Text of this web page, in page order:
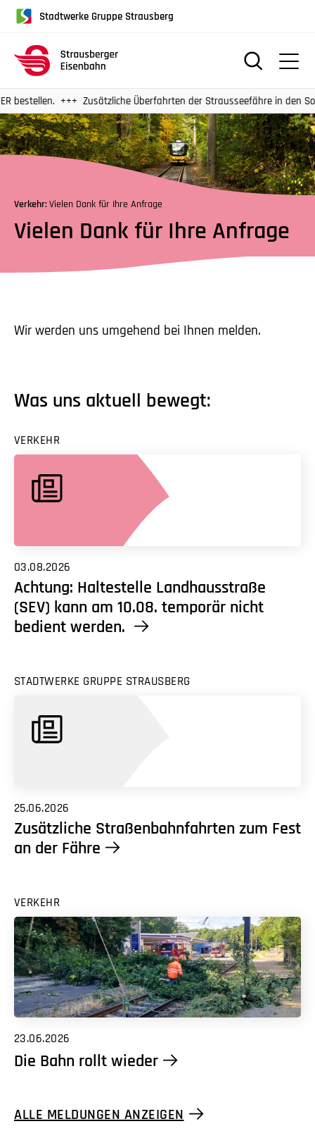
Screenreader
Navigation
der
Tabulatorentaste:
Überspringen
der
Stadtwerke Gruppe Strausberg
Zusätzliche Überfahrten der Strausseefähre in den
Verkehr: Vielen Dank für Ihre Anfrage
Vielen Dank für Ihre Anfrage
Wir werden uns umgehend bei Ihnen melden.
Was uns aktuell bewegt:
VERKEHR
03.08.2026
Achtung: Haltestelle Landhausstraße
(SEV) kann am 10.08. temporär nicht
bedient werden.
STADTWERKE GRUPPE STRAUSBERG
25.06.2026
Zusätzliche Straßenbahnfahrten zum Fest
an der Fähre
VERKEHR
23.06.2026
Die Bahn rollt wieder
ALLE MELDUNGEN ANZEIGEN